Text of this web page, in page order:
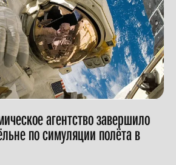
агентство завершило
по симуляции полёта в